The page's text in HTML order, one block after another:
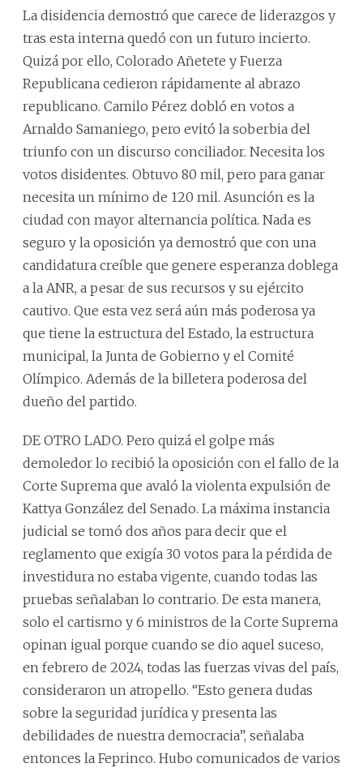
La disidencia demostró que carece de liderazgos y
tras esta interna quedó con un futuro incierto.
Quizá por ello, Colorado Añetete y Fuerza
Republicana cedieron rápidamente al abrazo
republicano. Camilo Pérez dobló en votos a
Arnaldo Samaniego, pero evitó la soberbia del
triunfo con un discurso conciliador. Necesita los
votos disidentes. Obtuvo 80 mil, pero para ganar
necesita un mínimo de 120 mil. Asunción es la
ciudad con mayor alternancia política. Nada es
seguro y la oposición ya demostró que con una
candidatura creíble que genere esperanza doblega
a la ANR, a pesar de sus recursos y su ejército
cautivo. Que esta vez será aún más poderosa ya
que tiene la estructura del Estado, la estructura
municipal, la Junta de Gobierno y el Comité
Olímpico. Además de la billetera poderosa del
dueño del partido.
DE OTRO LADO. Pero quizá el golpe más
demoledor lo recibió la oposición con el fallo de la
Corte Suprema que avaló la violenta expulsión de
Kattya González del Senado. La máxima instancia
judicial se tomó dos años para decir que el
reglamento que exigía 30 votos para la pérdida de
investidura no estaba vigente, cuando todas las
pruebas señalaban lo contrario. De esta manera,
solo el cartismo y 6 ministros de la Corte Suprema
opinan igual porque cuando se dio aquel suceso,
en febrero de 2024, todas las fuerzas vivas del país,
consideraron un atropello. “Esto genera dudas
sobre la seguridad jurídica y presenta las
debilidades de nuestra democracia”, señalaba
entonces la Feprinco. Hubo comunicados de varios